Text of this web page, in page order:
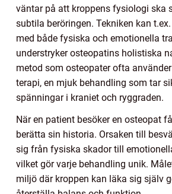
väntar på att kroppens fysiologi ska
subtila beröringen. Tekniken kan
med både fysiska och emotionella
understryker osteopatins holistiska
metod som osteopater ofta
terapi, en mjuk behandling som tar
spänningar i kraniet och ryggraden.
När en patient besöker en osteopat
berätta sin historia. Orsaken till
sig från fysiska skador till
vilket gör varje behandling unik.
miljö där kroppen kan läka sig själv